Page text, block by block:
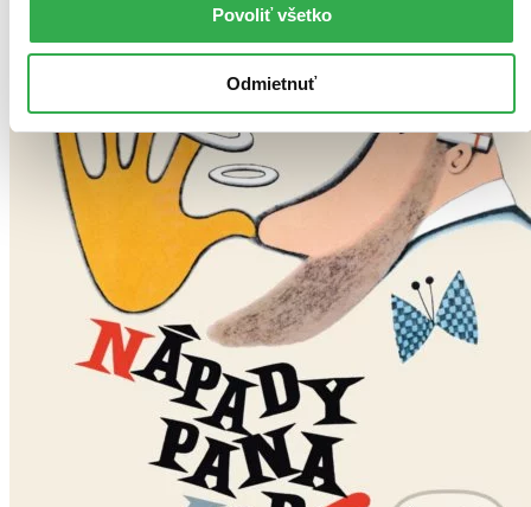
Povoliť všetko
Odmietnuť